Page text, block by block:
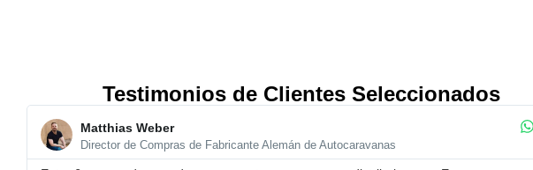
Testimonios de Clientes Seleccionados
Matthias Weber
Director de Compras de Fabricante Alemán de Autocaravanas